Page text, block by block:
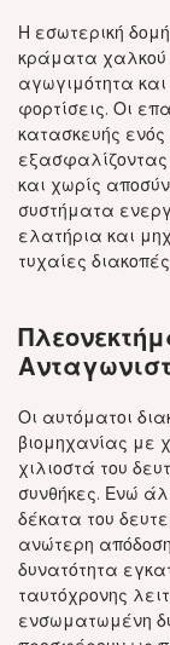
Η εσωτερική
κράματα χαλκού
αγωγιμότητα
φορτίσεις. Οι
κατασκευής ενός
και χωρίς
συστήματα
ελατήρια και
τυχαίες
Οι αυτόματοι
βιομηχανίας με
χιλιοστά του
συνθήκες. Ενώ
δέκατα του
ανώτερη
δυνατότητα
ταυτόχρονης
ενσωματωμένη